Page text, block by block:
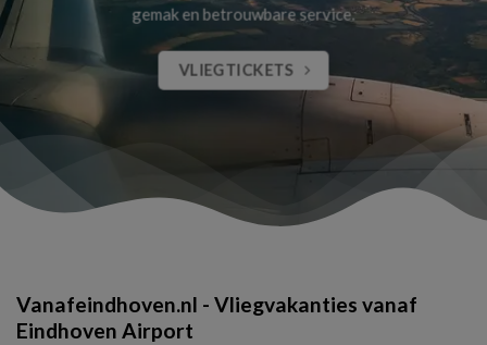
gemak en betrouwbare service.
VLIEGTICKETS
Vanafeindhoven.nl - Vliegvakanties vanaf
Eindhoven Airport